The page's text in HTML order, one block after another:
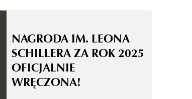
NAGRODA IM. LEONA
SCHILLERA ZA ROK 2025
OFICJALNIE
WRĘCZONA!